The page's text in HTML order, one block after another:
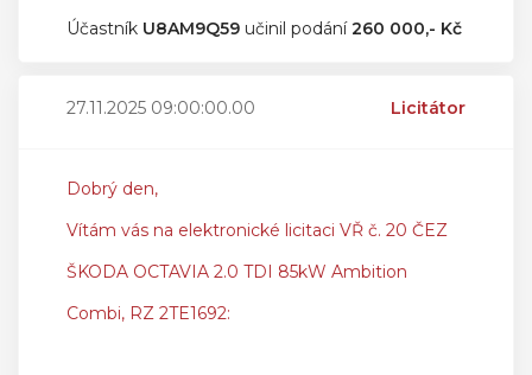
Účastník U8AM9Q59 učinil podání260 000,- Kč
27.11.2025 09:00:00.00 Licitátor
Dobrý den,
Vítám vás na elektronické licitaci VŘ č. 20 ČEZ
ŠKODA OCTAVIA 2.0 TDI 85kW Ambition
Combi, RZ 2TE1692: